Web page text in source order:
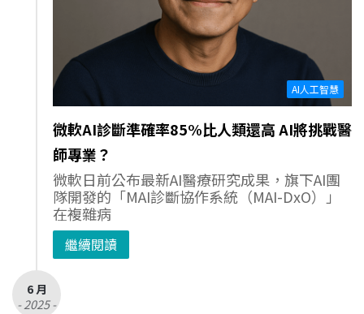
AI人工智慧
微軟AI診斷準確率85%比人類還高 AI將挑戰醫
師專業？
微軟日前公布最新AI醫療研究成果，旗下AI團
隊開發的「MAI診斷協作系統（MAI-DxO）」
在複雜病
繼續閱讀
6 月
- 2025 -